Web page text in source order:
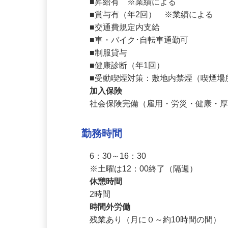
■昇給有　※業績による
■賞与有（年2回）　※業績による
■交通費規定内支給
■車・バイク･自転車通勤可
■制服貸与
■健康診断（年1回）
■受動喫煙対策：敷地内禁煙（喫煙場
加入保険
勤務時間
6：30～16：30
※土曜は12：00終了（隔週）
休憩時間
2時間